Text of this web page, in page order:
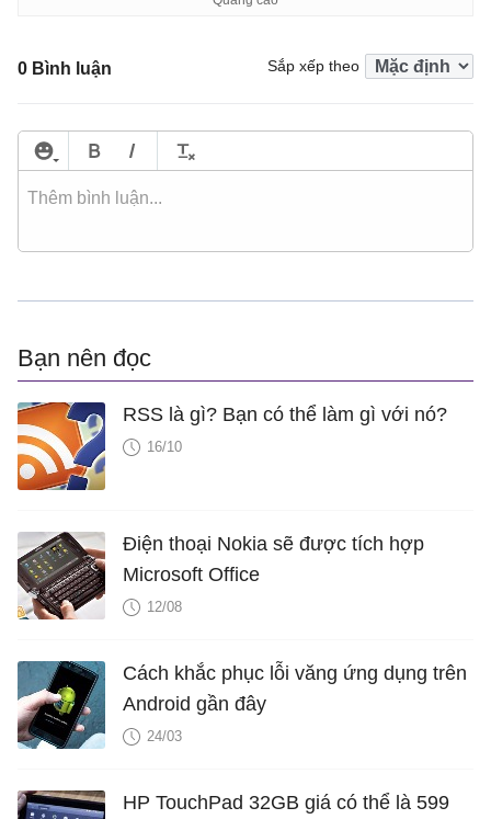
0 Bình luận Sắp xếp theo
Bạn nên đọc
RSS là gì? Bạn có thể làm gì với nó?
16/10
Điện thoại Nokia sẽ được tích hợp
Microsoft Office
12/08
Cách khắc phục lỗi văng ứng dụng trên
Android gần đây
24/03
HP TouchPad 32GB giá có thể là 599